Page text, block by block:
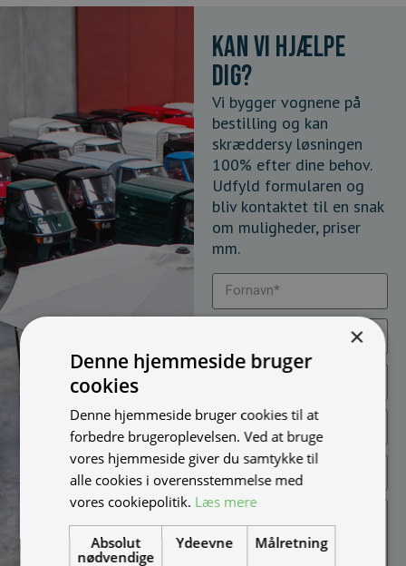
Kan vi hjælpe
dig?
Vi bygger vognene på
bestilling og kan
skræddersy løsningen
100% efter dine behov.
Udfyld formularen og
bliv kontaktet til en snak
om muligheder, priser
mm.
×
Denne hjemmeside bruger
cookies
Denne hjemmeside bruger cookies til at
forbedre brugeroplevelsen. Ved at bruge
vores hjemmeside giver du samtykke til
alle cookies i overensstemmelse med
vores cookiepolitik. Læs mere
Absolut
nødvendige
Ydeevne Målretning